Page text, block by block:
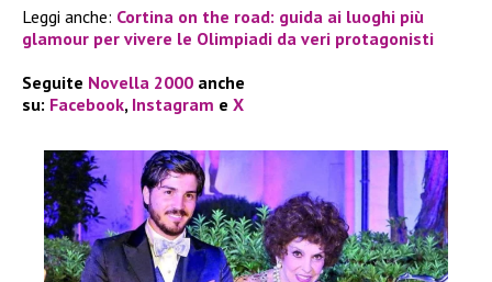
Leggi anche: Cortina on the road: guida ai luoghi più
glamour per vivere le Olimpiadi da veri protagonisti
Seguite Novella 2000 anche
su: Facebook, Instagram e X